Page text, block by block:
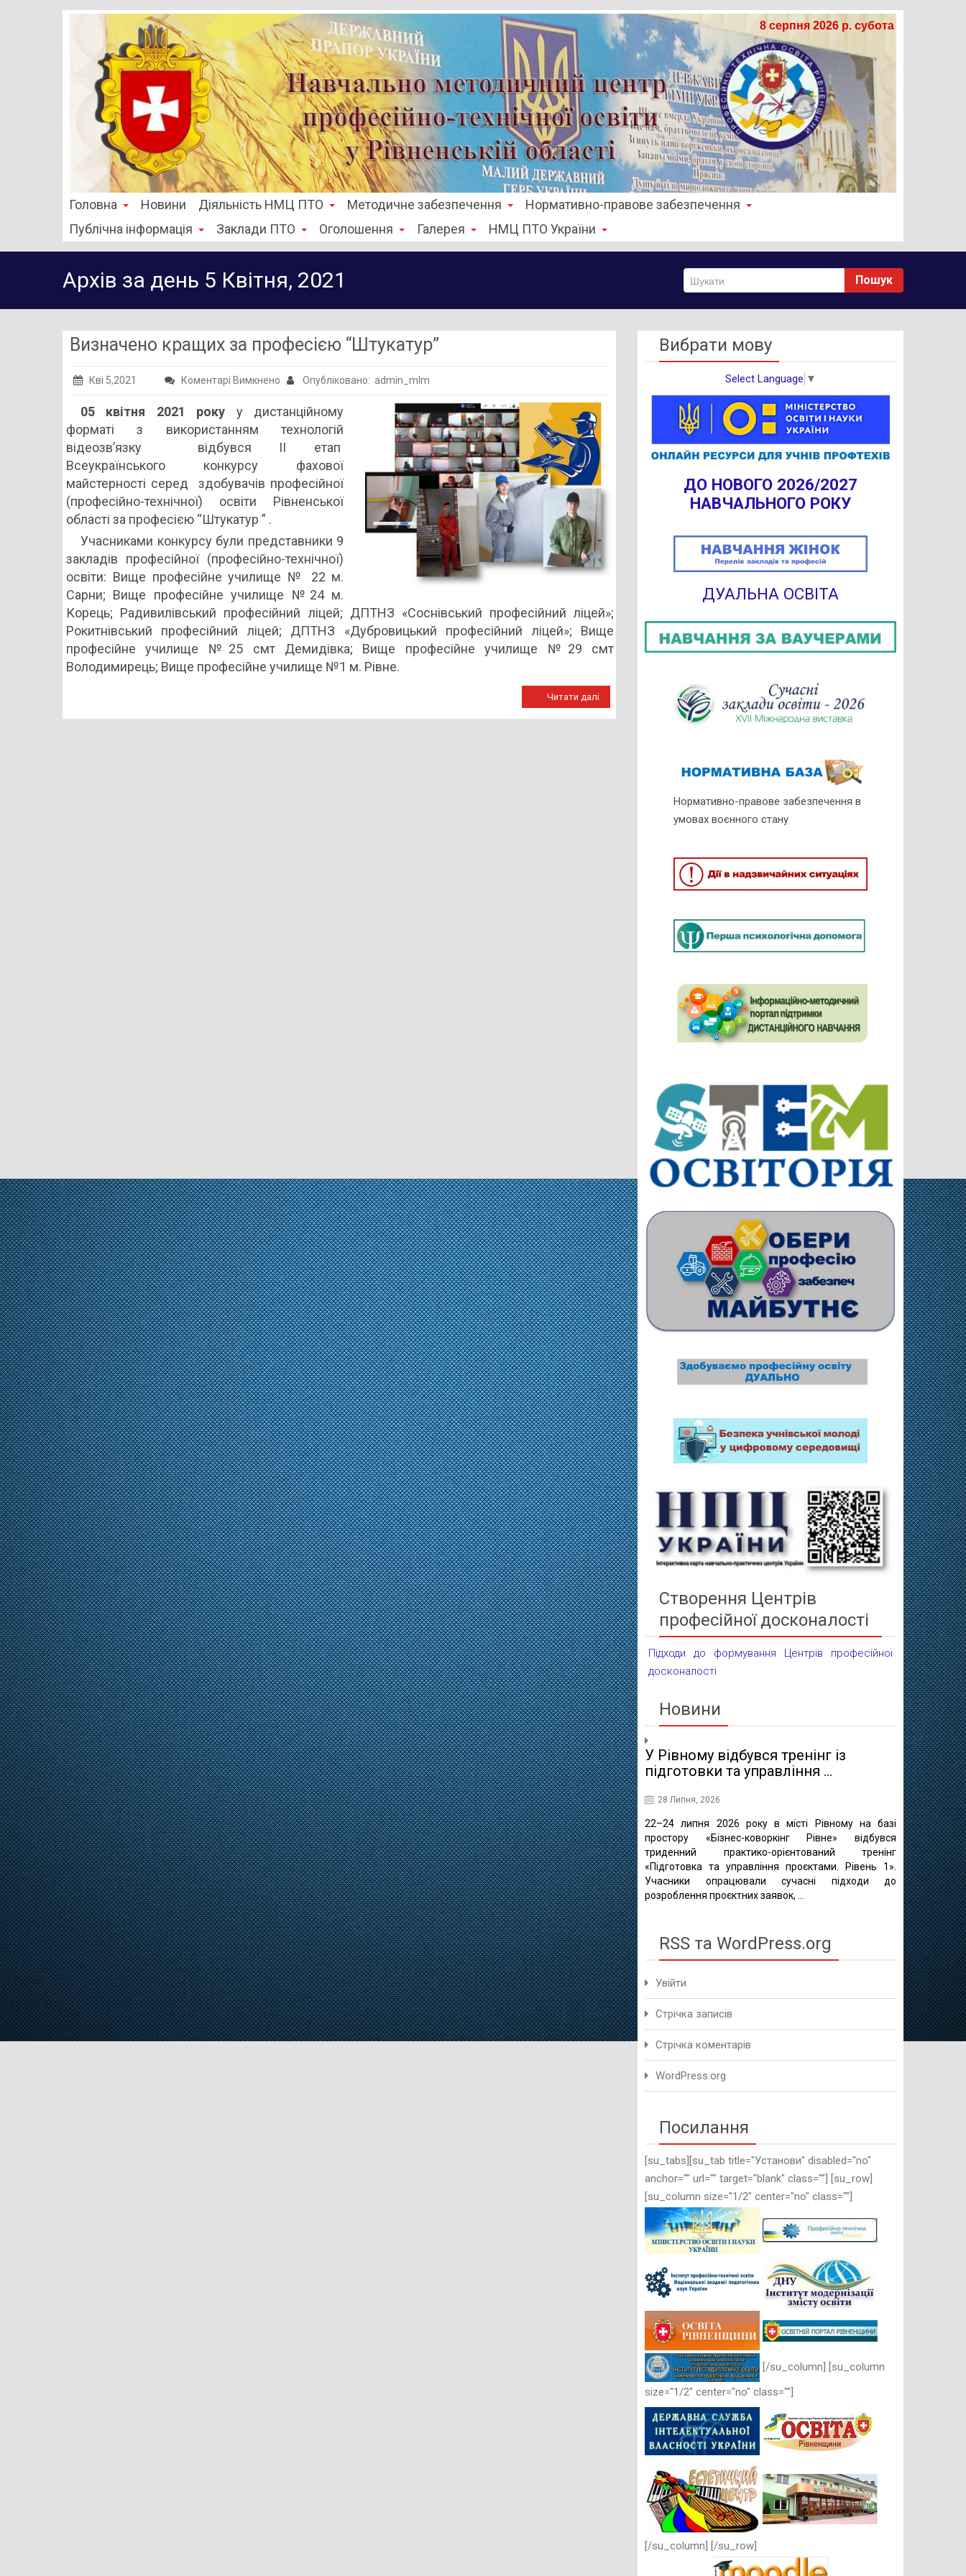
8 серпня 2026 р. субота
Головна Новини Діяльність НМЦ ПТО Методичне забезпечення
Нормативно-правове забезпечення
Публічна інформація
Заклади ПТО Оголошення Галерея НМЦ ПТО України
Архів за день 5 Квітня, 2021 Пошук
Визначено кращих за професією “Штукатур”
Кві 5,2021 Коментарі Вимкнено до
кращих
за
професією
“Штукатур”
Опубліковано: admin_mlm
05 квітня 2021 року у дистанційному
форматі з використанням технологій
відеозв’язку відбувся ІІ етап
Всеукраїнського конкурсу фахової
майстерності серед здобувачів професійної
(професійно-технічної) освіти Рівненської
області за професією “Штукатур ” .
Учасниками конкурсу були представники 9
закладів професійної (професійно-технічної)
освіти: Вище професійне училище № 22 м.
Сарни; Вище професійне училище №24 м.
Корець; Радивилівський професійний ліцей; ДПТНЗ «Соснівський професійний ліцей»;
Рокитнівський професійний ліцей; ДПТНЗ «Дубровицький професійний ліцей»; Вище
професійне училище №25 смт Демидівка; Вище професійне училище №29 смт
Володимирець; Вище професійне училище №1 м. Рівне.
Читати далі
Вибрати мову
Select Language ▼
ДО НОВОГО 2026/2027
НАВЧАЛЬНОГО РОКУ
ДУАЛЬНА ОСВІТА
Нормативно-правове забезпечення в
умовах воєнного стану
Створення Центрів
професійної досконалості
Підходи до формування Центрів професійної
досконалості
Новини
У Рівному відбувся тренінг із
підготовки та управління ...
28 Липня, 2026
22–24 липня 2026 року в місті Рівному на базі
простору «Бізнес-коворкінг Рівне» відбувся
триденний практико-орієнтований тренінг
«Підготовка та управління проєктами. Рівень 1».
Учасники опрацювали сучасні підходи до
розроблення проєктних заявок, ...
освіти
16 Липня,
10 липня в
відбулася
міста Рівне
методичного
RSS та WordPress.org
Увійти
Стрічка записів
Стрічка коментарів
WordPress.org
Посилання
[su_tabs][su_tab title="Установи" disabled="no"
anchor="" url="" target="blank" class=""] [su_row]
[su_column size="1/2" center="no" class=""]
[/su_column] [su_column
size="1/2" center="no" class=""]
[/su_column] [/su_row]